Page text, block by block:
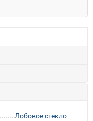
Лобовое стекло